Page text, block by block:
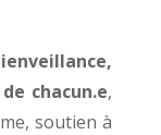
chacun.e,
soutien à